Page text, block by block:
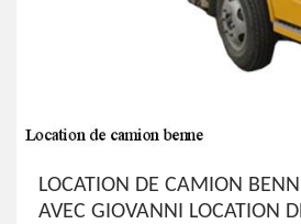
LOCATION DE CAMION
AVEC GIOVANNI LOCATION